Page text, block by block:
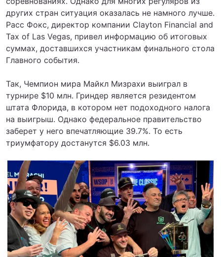
других стран ситуация оказалась не намного лучше.
Расс Фокс, директор компании Clayton Financial and
Tax of Las Vegas, привел информацию об итоговых
суммах, доставшихся участникам финального стола
Главного события.
Так, Чемпион мира Майкл Мизрахи выиграл в
турнире $10 млн. Гриндер является резидентом
штата Флорида, в котором нет подоходного налога
на выигрыш. Однако федеральное правительство
заберет у него впечатляющие 39.7%. То есть
триумфатору достанутся $6.03 млн.